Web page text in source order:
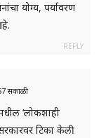
योग्य, पर्यावरण
REPLY
सकाळी
‘लोकशाही
टिका केली